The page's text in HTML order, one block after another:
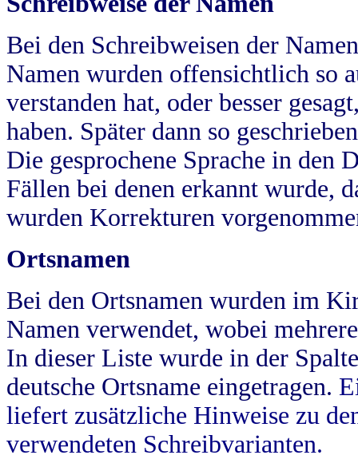
Bei den Schreibweisen der
Namen wurden offensichtlich so
verstanden hat, oder besser
haben. Später dann so
Die gesprochene Sprache in
Fällen bei denen erkannt wurde,
wurden Korrekturen
Ortsnamen
Bei den Ortsnamen wurden im
Namen verwendet, wobei
In dieser Liste wurde in der
deutsche Ortsname eingetragen.
liefert zusätzliche Hinweise zu
verwendeten Schreibvarianten.